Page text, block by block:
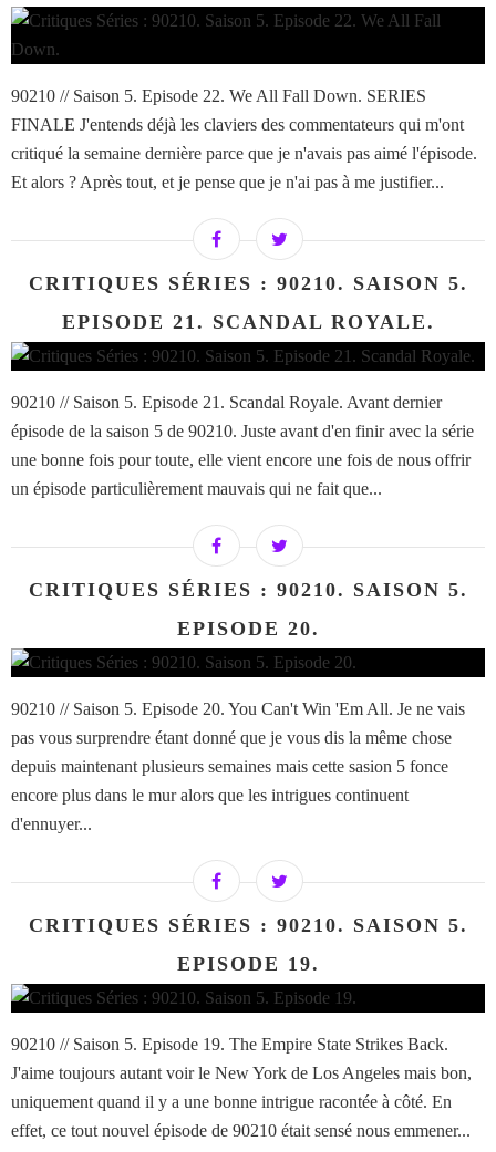
90210 // Saison 5. Episode 22. We All Fall Down. SERIES
FINALE J'entends déjà les claviers des commentateurs qui m'ont
critiqué la semaine dernière parce que je n'avais pas aimé l'épisode.
Et alors ? Après tout, et je pense que je n'ai pas à me justifier...
CRITIQUES SÉRIES : 90210. SAISON 5.
EPISODE 21. SCANDAL ROYALE.
90210 // Saison 5. Episode 21. Scandal Royale. Avant dernier
épisode de la saison 5 de 90210. Juste avant d'en finir avec la série
une bonne fois pour toute, elle vient encore une fois de nous offrir
un épisode particulièrement mauvais qui ne fait que...
CRITIQUES SÉRIES : 90210. SAISON 5.
EPISODE 20.
90210 // Saison 5. Episode 20. You Can't Win 'Em All. Je ne vais
pas vous surprendre étant donné que je vous dis la même chose
depuis maintenant plusieurs semaines mais cette sasion 5 fonce
encore plus dans le mur alors que les intrigues continuent
d'ennuyer...
CRITIQUES SÉRIES : 90210. SAISON 5.
EPISODE 19.
90210 // Saison 5. Episode 19. The Empire State Strikes Back.
J'aime toujours autant voir le New York de Los Angeles mais bon,
uniquement quand il y a une bonne intrigue racontée à côté. En
effet, ce tout nouvel épisode de 90210 était sensé nous emmener...